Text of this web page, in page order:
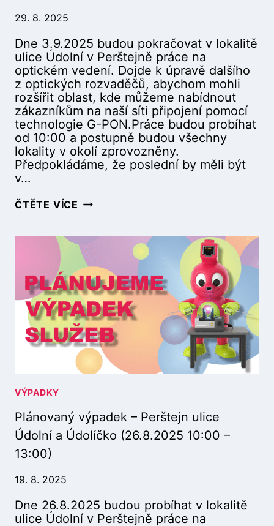
)
E
Ú
D
O
L
N
Í
V
P
E
T
N
Ě
(
1
0
.
9
.
2
0
0
:
2
:
29. 8. 2025
Dne 3.9.2025 budou pokračovat v lokalitě
ulice Údolní v Perštejně práce na
optickém vedení. Dojde k úpravě dalšího
z optických rozvaděčů, abychom mohli
rozšířit oblast, kde můžeme nabídnout
zákazníkům na naší síti připojení pomocí
technologie G-PON.Práce budou probíhat
od 10:00 a postupně budou všechny
lokality v okolí zprovozněny.
Předpokládáme, že poslední by měli být
v…
ČTĚTE VÍCE P
N
O
V
A
N
Ý
V
Ý
P
A
–
U
Ú
D
VÝPADKY
Plánovaný výpadek – Perštejn ulice
Údolní a Údolíčko (26.8.2025 10:00 –
13:00)
19. 8. 2025
Dne 26.8.2025 budou probíhat v lokalitě
ulice Údolní v Perštejně práce na